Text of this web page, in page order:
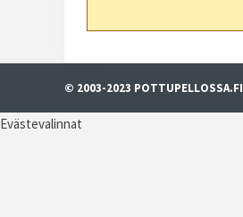
© 2003-2023 POTTUPELLOSSA.FI
Evästevalinnat